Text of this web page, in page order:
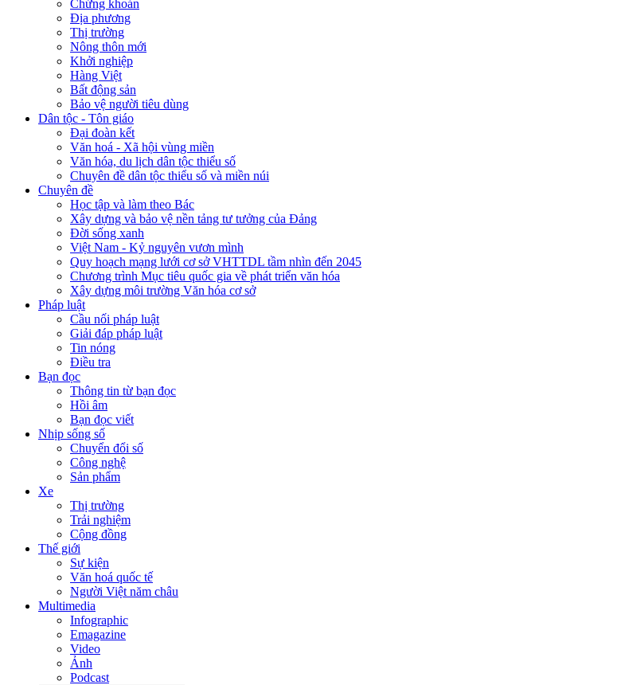
Chứng khoán
Địa phương
Thị trường
Nông thôn mới
Khởi nghiệp
Hàng Việt
Bất động sản
Bảo vệ người tiêu dùng
Dân tộc - Tôn giáo
Đại đoàn kết
Văn hoá - Xã hội vùng miền
Văn hóa, du lịch dân tộc thiểu số
Chuyên đề dân tộc thiểu số và miền núi
Chuyên đề
Học tập và làm theo Bác
Xây dựng và bảo vệ nền tảng tư tưởng của Đảng
Đời sống xanh
Việt Nam - Kỷ nguyên vươn mình
Quy hoạch mạng lưới cơ sở VHTTDL tầm nhìn đến 2045
Chương trình Mục tiêu quốc gia về phát triển văn hóa
Xây dựng môi trường Văn hóa cơ sở
Pháp luật
Cầu nối pháp luật
Giải đáp pháp luật
Tin nóng
Điều tra
Bạn đọc
Thông tin từ bạn đọc
Hồi âm
Bạn đọc viết
Nhịp sống số
Chuyển đổi số
Công nghệ
Sản phẩm
Xe
Thị trường
Trải nghiệm
Cộng đồng
Thế giới
Sự kiện
Văn hoá quốc tế
Người Việt năm châu
Multimedia
Infographic
Emagazine
Video
Ảnh
Podcast